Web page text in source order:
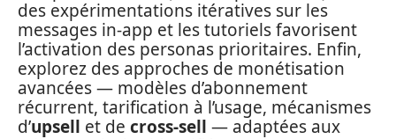
des expérimentations itératives sur les
messages in-app et les tutoriels favorisent
l’activation des personas prioritaires. Enfin,
explorez des approches de monétisation
avancées — modèles d’abonnement
récurrent, tarification à l’usage, mécanismes
d’upsell et de cross-sell — adaptées aux